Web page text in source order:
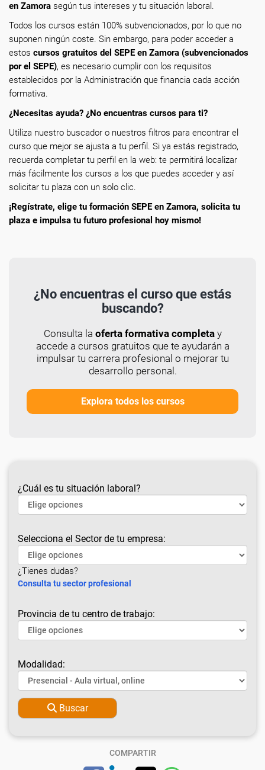
en Zamora según tus intereses y tu situación laboral.
Todos los cursos están 100% subvencionados, por lo que no
suponen ningún coste. Sin embargo, para poder acceder a
estos cursos gratuitos del SEPE en Zamora (subvencionados
por el SEPE), es necesario cumplir con los requisitos
establecidos por la Administración que financia cada acción
formativa.
¿Necesitas ayuda? ¿No encuentras cursos para ti?
Utiliza nuestro buscador o nuestros filtros para encontrar el
curso que mejor se ajusta a tu perfil. Si ya estás registrado,
recuerda completar tu perfil en la web: te permitirá localizar
más fácilmente los cursos a los que puedes acceder y así
solicitar tu plaza con un solo clic.
¡Regístrate, elige tu formación SEPE en Zamora, solicita tu
plaza e impulsa tu futuro profesional hoy mismo!
¿No encuentras el curso que estás
buscando?
Consulta la oferta formativa completay
accede a cursos gratuitos que te ayudarán a
impulsar tu carrera profesional o mejorar tu
desarrollo personal.
Explora todos los cursos
¿Cuál es tu situación laboral?
Selecciona el Sector de tu empresa:
¿Tienes dudas?
Consulta tu sector profesional
Provincia de tu centro de trabajo:
Modalidad:
Buscar
COMPARTIR